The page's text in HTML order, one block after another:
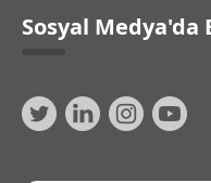
Sosyal Medya'da